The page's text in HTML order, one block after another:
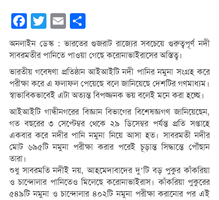
Facebook
Twitter Email
অনলাইন ডেস্ক : ভারতের গুজরাট রাজ্যের সবচেয়ে গুরুত্বপূর্ণ নদী
সাবরমতীর পানিতে পাওয়া গেছে করোনাভাইরাসের অস্তিত্ব।
ভারতীয় গবেষণা প্রতিষ্ঠান আইআইটি নদী পানির নমুনা সংগ্রহ করে
পরীক্ষা করে এ ফলাফল পেয়েছে বলে জানিয়েছে দেশটির গণমাধ্যম।
স্বাভাবিকভাবেই এটা অত্যন্ত বিপজ্জনক ভয় বলেই মনে করা হচ্ছে।
আইআইটি গান্ধীনগরের বিজ্ঞান বিভাগের বিশেষজ্ঞগণ জানিয়েছেন,
গত বছরের ৩ সেপ্টেম্বর থেকে ২৯ ডিসেম্বর পর্যন্ত প্রতি সপ্তাহে
একবার করে নদীর পানি নমুনা নিয়ে আসা হত। সাবরমতী নদীর
মোট ৬৯৫টি নমুনা পরীক্ষা করার পরেই চূড়ান্ত সিদ্ধান্তে পৌঁছান
তারা।
শুধু সাবরমতি নদীই নয়, আহমেদাবাদের দু’টি বড় পুকুর কাঁকরিয়া
ও চান্দোলার পানিতেও মিলেছে করোনাভাইরাস। কাঁকরিয়া পুকুরের
৫৪৯টি নমুনা ও চান্দোলার ৪০২টি নমুনা পরীক্ষা করানোর পর এই